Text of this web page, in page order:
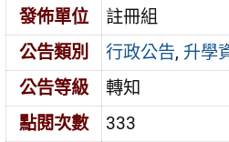
發佈單位
註冊組
公告類別
行政公告, 升學
公告等級
轉知
點閱次數
333